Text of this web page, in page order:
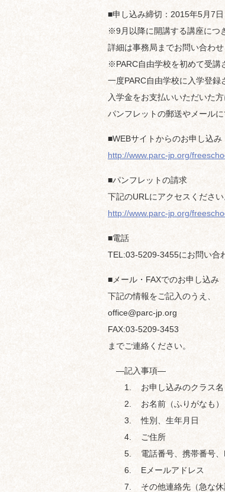
■申し込み締切：2015年5月7
※9月以降に開講する講座につ
詳細は事務局までお問い合わせ
※PARC自由学校を初めて受講
一度PARC自由学校に入学登録
入学金をお支払いいただいた
パンフレットの郵送やメールに
■WEBサイトからのお申し込み
http://www.parc-jp.org/
■パンフレットの請求
下記のURLにアクセスくださ
http://www.parc-jp.org/
■電話
TEL:03-5209-3455にお問い合
■メール・FAXでのお申し込み
下記の情報をご記入のうえ、
office@parc-jp.org
FAX:03-5209-3453
までご連絡ください。
—記入事項—
1. お申し込みのクラス名
2. お名前（ふりがなも）
3. 性別、生年月日
4. ご住所
5. 電話番号、携帯番号、
6. Eメールアドレス
7. その他連絡先（急な休講